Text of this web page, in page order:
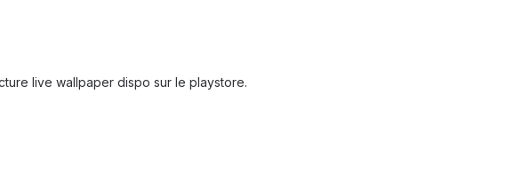
live wallpaper dispo sur le playstore.